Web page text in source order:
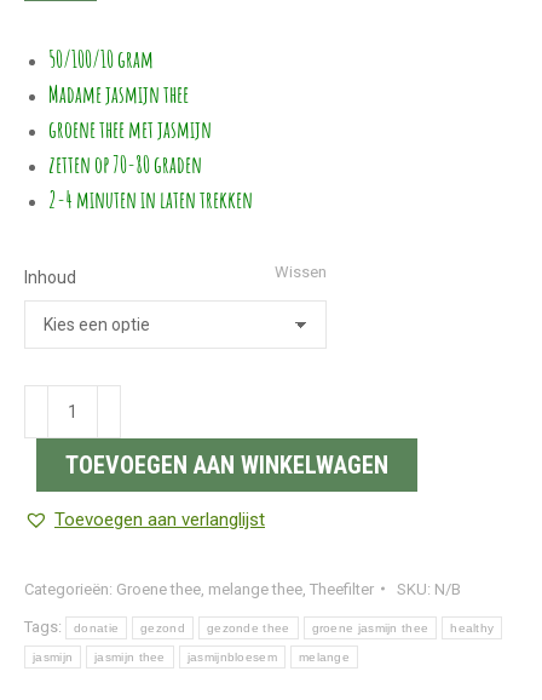
50/100/10 gram
Madame jasmijn thee
groene thee met jasmijn
zetten op 70-80 graden
2-4 minuten in laten trekken
Inhoud Wissen
Groene
thee
Madame
Jasmijn
aantal
TOEVOEGEN AAN WINKELWAGEN
Toevoegen aan verlanglijst
Categorieën: Groene thee melange thee Theefilter SKU: N/B
Tags: donatie gezond gezonde thee groene jasmijn thee healthy
jasmijn jasmijn thee jasmijnbloesem melange